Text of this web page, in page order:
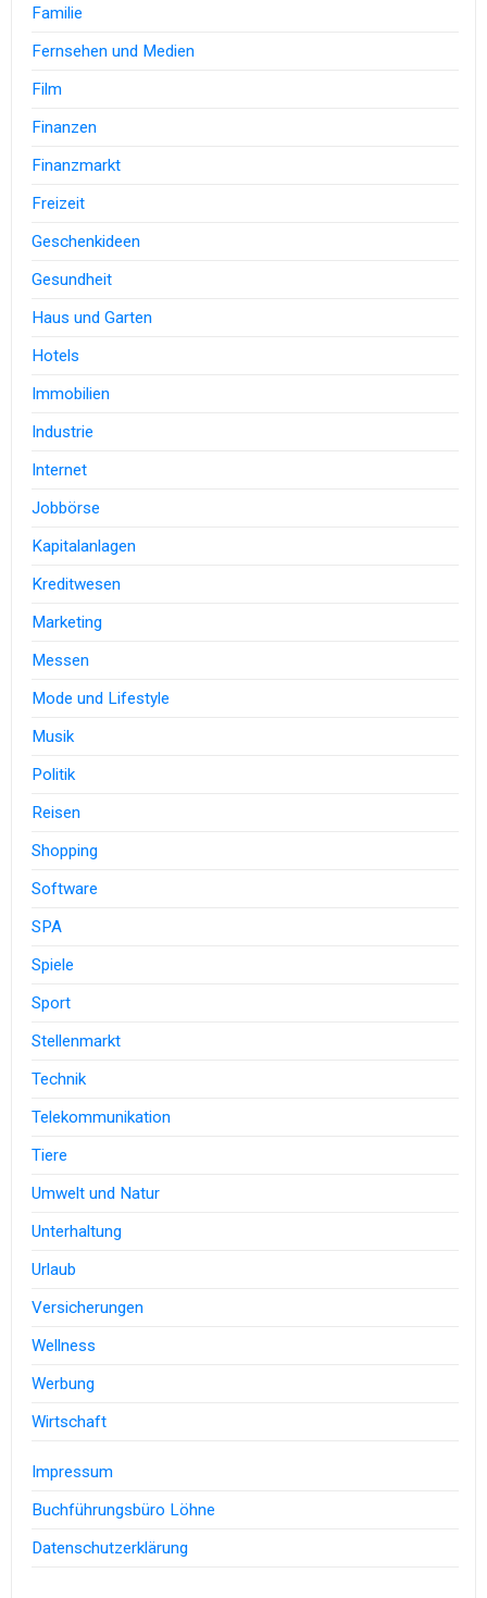
Familie
Fernsehen und Medien
Film
Finanzen
Finanzmarkt
Freizeit
Geschenkideen
Gesundheit
Haus und Garten
Hotels
Immobilien
Industrie
Internet
Jobbörse
Kapitalanlagen
Kreditwesen
Marketing
Messen
Mode und Lifestyle
Musik
Politik
Reisen
Shopping
Software
SPA
Spiele
Sport
Stellenmarkt
Technik
Telekommunikation
Tiere
Umwelt und Natur
Unterhaltung
Urlaub
Versicherungen
Wellness
Werbung
Wirtschaft
Impressum
Buchführungsbüro Löhne
Datenschutzerklärung